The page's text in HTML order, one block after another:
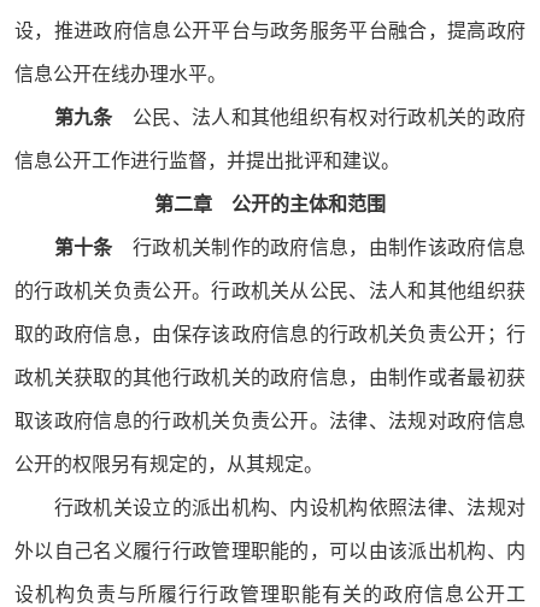
设，推进政府信息公开平台与政务服务平台融合，提高政府
信息公开在线办理水平。
第九条公民、法人和其他组织有权对行政机关的政府
信息公开工作进行监督，并提出批评和建议。
第二章 公开的主体和范围
第十条行政机关制作的政府信息，由制作该政府信息
的行政机关负责公开。行政机关从公民、法人和其他组织获
取的政府信息，由保存该政府信息的行政机关负责公开；行
政机关获取的其他行政机关的政府信息，由制作或者最初获
取该政府信息的行政机关负责公开。法律、法规对政府信息
公开的权限另有规定的，从其规定。
行政机关设立的派出机构、内设机构依照法律、法规对
外以自己名义履行行政管理职能的，可以由该派出机构、内
设机构负责与所履行行政管理职能有关的政府信息公开工